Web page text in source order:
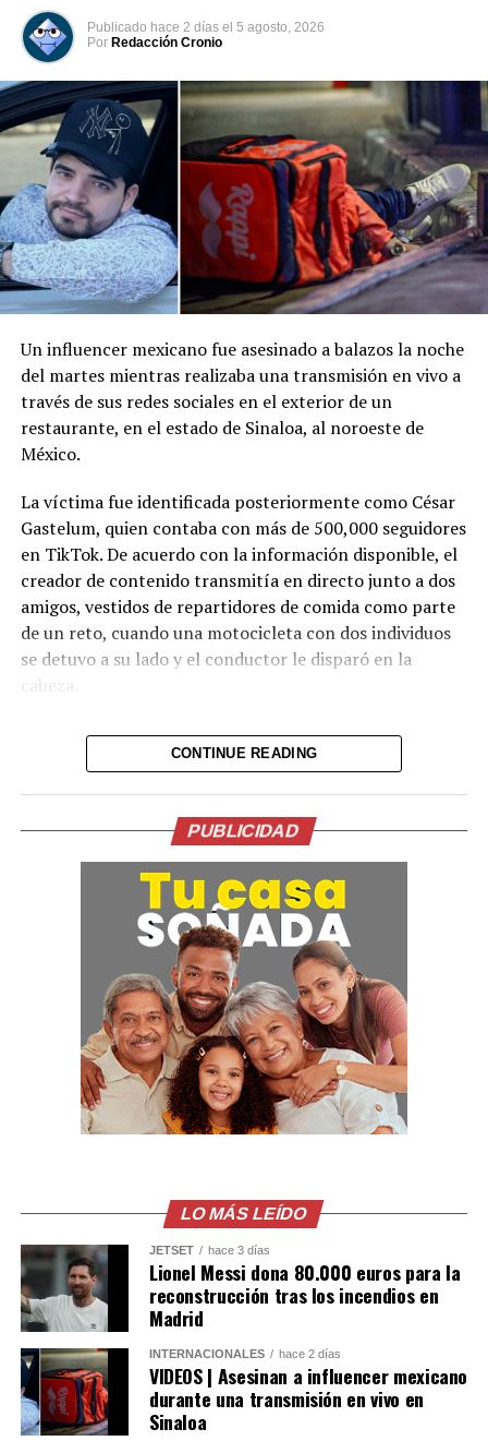
siniestro permanecen bajo investigación.
Comparte esto:
Facebook
Me gusta esto:
Publicado hace 2 días el 5 agosto, 2026
Por Redacción Cronio
Un influencer mexicano fue asesinado a balazos la noche
del martes mientras realizaba una transmisión en vivo a
través de sus redes sociales en el exterior de un
restaurante, en el estado de Sinaloa, al noroeste de
México.
La víctima fue identificada posteriormente como César
Gastelum, quien contaba con más de 500,000 seguidores
en TikTok. De acuerdo con la información disponible, el
creador de contenido transmitía en directo junto a dos
amigos, vestidos de repartidores de comida como parte
de un reto, cuando una motocicleta con dos individuos
se detuvo a su lado y el conductor le disparó en la
cabeza.
Tras el ataque, la transmisión se interrumpió de
inmediato. Posteriormente, el video fue retirado de la
parte de la grabación y han difundido imágenes del
hecho.
Lo presentían,
momentos antes de la
ejecución en medio de
una transmision en vivo
del Influencer César
Gastélum en Culiacán,
ya habian visto a los
https://t.co/PUSHvHC3I7
pic.twitter.com/7xlTBAQ77c
— Blog del Narco
México
(@blogdelnarcomx)
August 5, 2026
CONTINUE READING
PUBLICIDAD
LO MÁS LEÍDO
JETSET hace 3 días
Lionel Messi dona 80.000 euros para la
reconstrucción tras los incendios en
Madrid
INTERNACIONALES hace 2 días
VIDEOS | Asesinan a influencer mexicano
durante una transmisión en vivo en
Sinaloa